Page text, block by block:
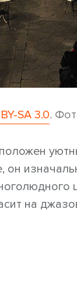
SA 3.0.
на